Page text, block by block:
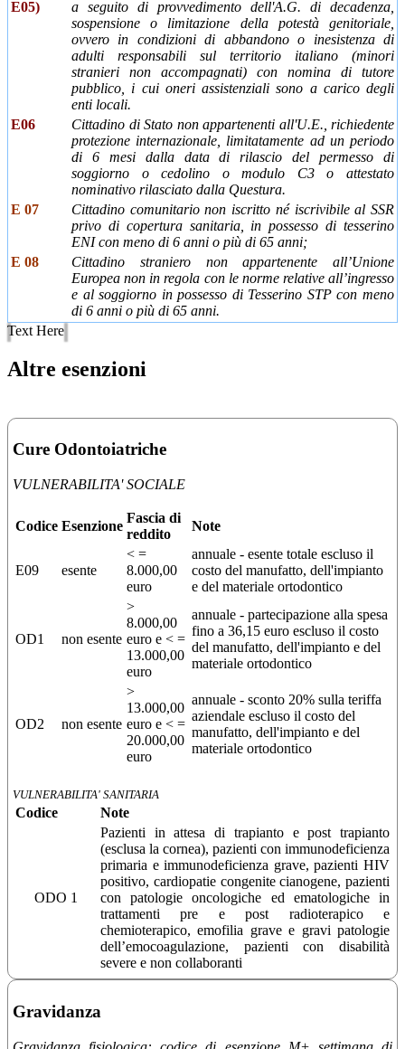
E05)
a seguito di provvedimento dell'A.G. di decadenza,
sospensione o limitazione della potestà genitoriale,
ovvero in condizioni di abbandono o inesistenza di
adulti responsabili sul territorio italiano (minori
stranieri non accompagnati) con nomina di tutore
pubblico, i cui oneri assistenziali sono a carico degli
enti locali.
E06
Cittadino di Stato non appartenenti all'U.E., richiedente
protezione internazionale, limitatamente ad un periodo
di 6 mesi dalla data di rilascio del permesso di
soggiorno o cedolino o modulo C3 o attestato
nominativo rilasciato dalla Questura.
E 07
Cittadino comunitario non iscritto né iscrivibile al SSR
privo di copertura sanitaria, in possesso di tesserino
ENI con meno di 6 anni o più di 65 anni;
E 08
Cittadino straniero non appartenente all’Unione
Europea non in regola con le norme relative all’ingresso
e al soggiorno in possesso di Tesserino STP con meno
di 6 anni o più di 65 anni.
Text Here
Altre esenzioni
Cure Odontoiatriche
VULNERABILITA' SOCIALE
Codice Esenzione
Fascia di
reddito
Note
E09 esente
< =
8.000,00
euro
annuale - esente totale escluso il
costo del manufatto, dell'impianto
e del materiale ortodontico
OD1 non esente
>
8.000,00
euro e < =
13.000,00
euro
annuale - partecipazione alla spesa
fino a 36,15 euro escluso il costo
del manufatto, dell'impianto e del
materiale ortodontico
OD2 non esente
>
13.000,00
euro e < =
20.000,00
euro
annuale - sconto 20% sulla teriffa
aziendale escluso il costo del
manufatto, dell'impianto e del
materiale ortodontico
VULNERABILITA' SANITARIA
Codice Note
ODO 1
Pazienti in attesa di trapianto e post trapianto
(esclusa la cornea), pazienti con immunodeficienza
primaria e immunodeficienza grave, pazienti HIV
positivo, cardiopatie congenite cianogene, pazienti
con patologie oncologiche ed ematologiche in
trattamenti pre e post radioterapico e
chemioterapico, emofilia grave e gravi patologie
dell’emocoagulazione, pazienti con disabilità
severe e non collaboranti
Gravidanza